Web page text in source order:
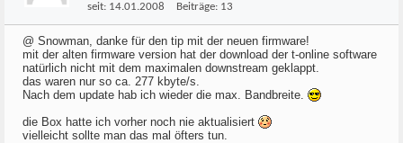
seit: 14.01.2008 Beiträge: 13
@ Snowman, danke für den tip mit der neuen firmware!
mit der alten firmware version hat der download der t-online software
natürlich nicht mit dem maximalen downstream geklappt.
das waren nur so ca. 277 kbyte/s.
Nach dem update hab ich wieder die max. Bandbreite.
die Box hatte ich vorher noch nie aktualisiert
vielleicht sollte man das mal öfters tun.